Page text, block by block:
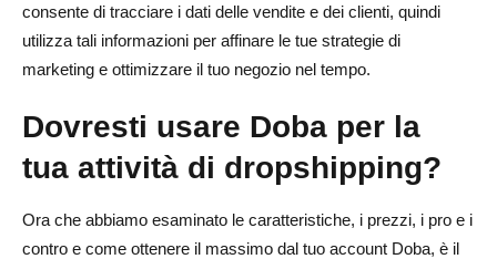
consente di tracciare i dati delle vendite e dei clienti, quindi
utilizza tali informazioni per affinare le tue strategie di
marketing e ottimizzare il tuo negozio nel tempo.
Dovresti usare Doba per la
tua attività di dropshipping?
Ora che abbiamo esaminato le caratteristiche, i prezzi, i pro e i
contro e come ottenere il massimo dal tuo account Doba, è il